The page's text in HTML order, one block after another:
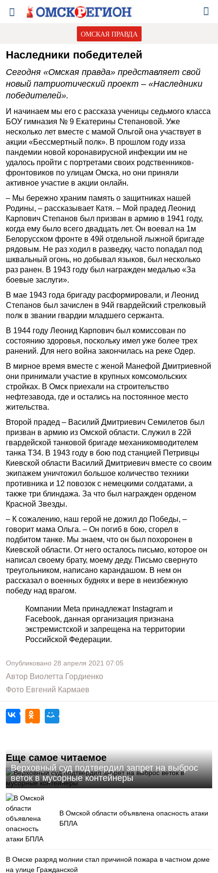
ОМСКАЯ ПРАВДА
Наследники победителей
Сегодня «Омская правда» представляет свой
новый патриотический проект – «Наследники
победителей».
И начинаем мы его с рассказа ученицы седьмого класса
БОУ гимназия № 9 Екатерины Степановой. Уже
несколько лет вместе с мамой Ольгой она участвует в
акции «Бессмертный полк». В прошлом году из­за
пандемии новой коронавирусной инфекции им не
удалось пройти с портретами своих родственников­
фронтовиков по улицам Омска, но они приняли
активное участие в акции онлайн.
– Мы бережно храним память о защитниках нашей
Родины, – рассказывает Катя. – Мой прадед Леонид
Карпович Степанов был призван в армию в 1941 году,
когда ему было всего двадцать лет. Он воевал на 1­м
Белорусском фронте в 49­й отдельной лыжной бригаде
рядовым. Не раз ходил в разведку, часто попадал под
шквальный огонь, но добывал языков, был несколько
раз ранен. В 1943 году был награжден медалью «За
боевые заслуги».
В мае 1943 года бригаду расформировали, и Леонид
Степанов был зачислен в 94­й гвардейский стрелковый
полк в звании гвардии младшего сержанта.
В 1944 году Леонид Карпович был комиссован по
состоянию здоровья, поскольку имел уже более трех
ранений. Для него война закончилась на реке Одер.
В мирное время вместе с женой Манефой Дмитриевной
они принимали участие в крупных комсомольских
стройках. В Омск приехали на строительство
нефтезавода, где и остались на постоянное место
жительства.
Второй прадед – Василий Дмитриевич Семилетов был
призван в армию из Омской области. Служил в 22­й
гвардейской танковой бригаде механиком­водителем
танка Т­34. В 1943 году в бою под станцией Петривцы
Киевской области Василий Дмитриевич вместе со своим
экипажем уничтожил большое количество техники
противника и 12 повозок с немецкими солдатами, а
также три блиндажа. За что был награжден орденом
Красной Звезды.
– К сожалению, наш герой не дожил до Победы, –
говорит мама Ольга. – Он погиб в бою, сгорел в
подбитом танке. Мы знаем, что он был похоронен в
Киевской области. От него осталось письмо, которое он
написал своему брату, моему деду. Письмо свернуто
треугольником, написано карандашом. В нем он
рассказал о военных буднях и вере в неизбежную
победу над врагом.
Компании Meta принадлежат Instagram и
Facebook, данная организация признана
экстремистской и запрещена на территории
Российской Федерации.
Опубликовано 28 апреля 2021 07:05
Автор Виолетта Гордиенко
Фото Евгений Кармаев
Еще самое читаемое
Верховный суд подтвердил запрет на выброс
веток в мусорные контейнеры
В Омской области объявлена опасность атаки
БПЛА
В Омске разряд молнии стал причиной пожара в частном доме
на улице Гражданской